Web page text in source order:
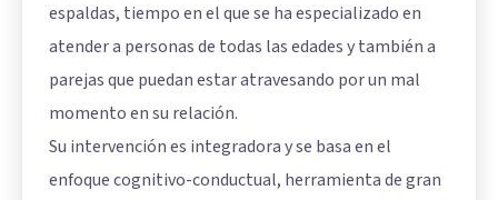
espaldas, tiempo en el que se ha especializado en
atender a personas de todas las edades y también a
parejas que puedan estar atravesando por un mal
momento en su relación.
Su intervención es integradora y se basa en el
enfoque cognitivo-conductual, herramienta de gran